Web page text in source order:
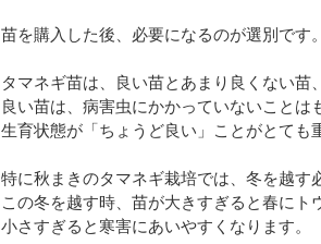
苗を購入した後、必要になるのが選別です。
タマネギ苗は、良い苗とあまり良くない苗
良い苗は、病害虫にかかっていないことは
生育状態が「ちょうど良い」ことがとても
特に秋まきのタマネギ栽培では、冬を越す
この冬を越す時、苗が大きすぎると春にト
小さすぎると寒害にあいやすくなります。